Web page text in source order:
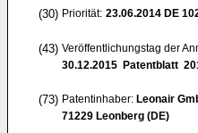
(30) Priorität: 23.06.2014 DE
(43) Veröffentlichungstag der
30.12.2015 Patentblatt
(73) Patentinhaber: Leonair
71229 Leonberg (DE)